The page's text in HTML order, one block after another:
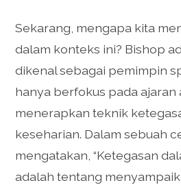
Sekarang, mengapa kita
dalam konteks ini? Bishop
dikenal sebagai pemimpin
hanya berfokus pada ajaran
menerapkan teknik
keseharian. Dalam sebuah
mengatakan, “Ketegasan
adalah tentang